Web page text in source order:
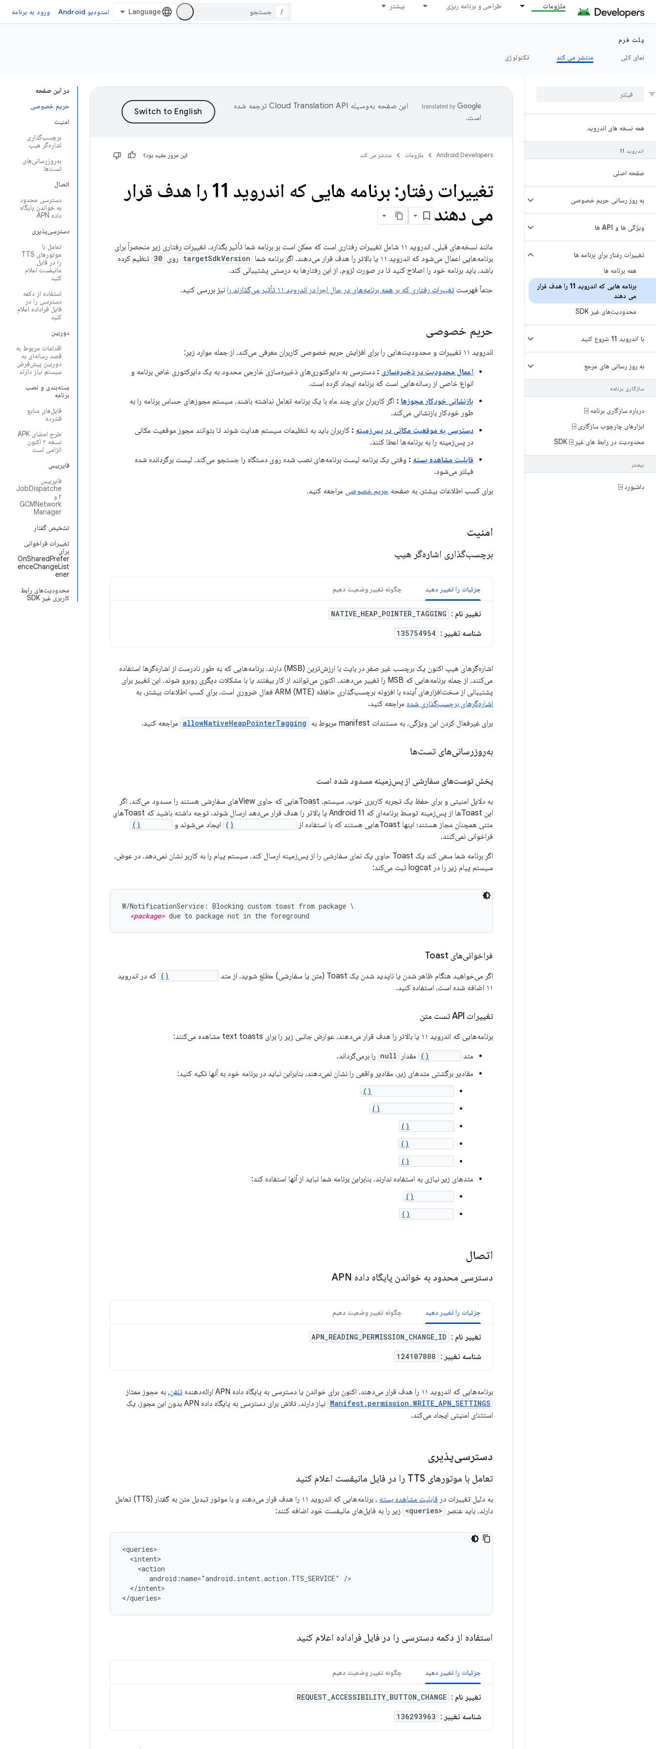
ملزومات طراحی و برنامه ریزی بیشتر
/ استودیو Android ورود به برنامه
پلت فرم
نمای کلی
منتشر می کند تکنولوژی
همه نسخه های اندروید
اندروید 11
صفحه اصلی
به روز رسانی حریم خصوصی
ویژگی ها و API ها
تغییرات رفتار برای برنامه ها
همه برنامه ها
برنامه هایی که اندروید 11 را هدف قرار
می دهند
محدودیت‌های غیر SDK
با اندروید 11 شروع کنید
به روز رسانی های مرجع
سازگاری برنامه
درباره سازگاری برنامه ⍈
ابزارهای چارچوب سازگاری ⍈
محدودیت در رابط های غیر SDK ⍈
بیشتر
داشبورد ⍈
در این صفحه
حریم خصوصی
امنیت
برچسب‌گذاری
اشاره‌گر هیپ
به‌روزرسانی‌های
تست‌ها
اتصال
دسترسی محدود
به خواندن پایگاه
داده APN
دسترسی‌پذیری
تعامل با
موتورهای TTS
را در فایل
مانیفست اعلام
کنید
استفاده از دکمه
دسترسی را در
فایل فراداده اعلام
کنید
دوربین
اقدامات مربوط به
قصد رسانه‌ای به
دوربین پیش‌فرض
سیستم نیاز دارند
بسته‌بندی و نصب
برنامه
فایل‌های منابع
فشرده
طرح امضای APK
نسخه ۲ اکنون
الزامی است
فایربیس
فایربیس
JobDispatche
r و
GCMNetwork
Manager
تشخیص گفتار
تغییرات فراخوانی
برای
OnSharedPrefer
enceChangeList
ener
محدودیت‌های رابط
کاربری غیر SDK
این صفحه به‌وسیله
ترجمه شده
است.
Android Developers ملزومات منتشر می کند این مرور مفید بود؟
تغییرات رفتار: برنامه هایی که اندروید 11 را هدف قرار
می دهند
مانند نسخه‌های قبلی، اندروید ۱۱ شامل تغییرات رفتاری است که ممکن است بر برنامه شما تأثیر بگذارد. تغییرات رفتاری زیر منحصراً برای
برنامه‌هایی اعمال می‌شود که اندروید ۱۱ یا بالاتر را هدف قرار می‌دهند. اگر برنامه شما
targetSdkVersion روی 30 تنظیم کرده
باشد، باید برنامه خود را اصلاح کنید تا در صورت لزوم، از این رفتارها به درستی پشتیبانی کند.
حتماً فهرست تغییرات رفتاری که بر همه برنامه‌های در حال اجرا در اندروید ۱۱ تأثیر می‌گذارند را نیز بررسی کنید.
حریم خصوصی
اندروید ۱۱ تغییرات و محدودیت‌هایی را برای افزایش حریم خصوصی کاربران معرفی می‌کند، از جمله موارد زیر:
اعمال محدودیت در ذخیره‌سازی : دسترسی به دایرکتوری‌های ذخیره‌سازی خارجی محدود به یک دایرکتوری خاص برنامه و
انواع خاصی از رسانه‌هایی است که برنامه ایجاد کرده است.
بازنشانی خودکار مجوزها : اگر کاربران برای چند ماه با یک برنامه تعامل نداشته باشند، سیستم مجوزهای حساس برنامه را به
طور خودکار بازنشانی می‌کند.
دسترسی به موقعیت مکانی در پس‌زمینه : کاربران باید به تنظیمات سیستم هدایت شوند تا بتوانند مجوز موقعیت مکانی
در پس‌زمینه را به برنامه‌ها اعطا کنند.
قابلیت مشاهده بسته : وقتی یک برنامه لیست برنامه‌های نصب شده روی دستگاه را جستجو می‌کند، لیست برگردانده شده
فیلتر می‌شود.
برای کسب اطلاعات بیشتر، به صفحه حریم خصوصی مراجعه کنید.
امنیت
برچسب‌گذاری اشاره‌گر هیپ
جزئیات را تغییر دهید چگونه تغییر وضعیت دهیم
تغییر نام :
NATIVE_HEAP_POINTER_TAGGING
شناسه تغییر :
135754954
اشاره‌گرهای هیپ اکنون یک برچسب غیر صفر در بایت با ارزش‌ترین (MSB) دارند. برنامه‌هایی که به طور نادرست از اشاره‌گرها استفاده
می‌کنند، از جمله برنامه‌هایی که MSB را تغییر می‌دهند، اکنون می‌توانند از کار بیفتند یا با مشکلات دیگری روبرو شوند. این تغییر برای
پشتیبانی از سخت‌افزارهای آینده با افزونه برچسب‌گذاری حافظه ARM (MTE) فعال ضروری است. برای کسب اطلاعات بیشتر، به
اشاره‌گرهای برچسب‌گذاری شده مراجعه کنید.
برای غیرفعال کردن این ویژگی، به مستندات manifest مربوط به
allowNativeHeapPointerTagging مراجعه کنید.
به‌روزرسانی‌های تست‌ها
پخش توست‌های سفارشی از پس‌زمینه مسدود شده است
به دلایل امنیتی و برای حفظ یک تجربه کاربری خوب، سیستم، Toastهایی که حاوی Viewهای سفارشی هستند را مسدود می‌کند، اگر
این Toastها از پس‌زمینه توسط برنامه‌ای که Android 11 یا بالاتر را هدف قرار می‌دهد ارسال شوند. توجه داشته باشید که Toastهای
متنی همچنان مجاز هستند؛ اینها Toastهایی هستند که با استفاده از
ایجاد می‌شوند و
فراخوانی نمی‌کنند.
اگر برنامه شما سعی کند یک Toast حاوی یک نمای سفارشی را از پس‌زمینه ارسال کند، سیستم پیام را به کاربر نشان نمی‌دهد. در عوض،
سیستم پیام زیر را در logcat ثبت می‌کند:
W/NotificationService: Blocking custom toast from package \
<package> due to package not in the foreground
فراخوانی‌های Toast
اگر می‌خواهید هنگام ظاهر شدن یا ناپدید شدن یک Toast (متن یا سفارشی) مطلع شوید، از متد
که در اندروید
۱۱ اضافه شده است، استفاده کنید.
تغییرات API تست متن
برنامه‌هایی که اندروید ۱۱ یا بالاتر را هدف قرار می‌دهند، عوارض جانبی زیر را برای text toasts مشاهده می‌کنند:
متد
مقدار null را برمی‌گرداند.
مقادیر برگشتی متدهای زیر، مقادیر واقعی را نشان نمی‌دهند، بنابراین نباید در برنامه خود به آنها تکیه کنید:
متدهای زیر نیازی به استفاده ندارند، بنابراین برنامه شما نباید از آنها استفاده کند:
اتصال
دسترسی محدود به خواندن پایگاه داده APN
جزئیات را تغییر دهید چگونه تغییر وضعیت دهیم
تغییر نام :
APN_READING_PERMISSION_CHANGE_ID
شناسه تغییر :
124107808
برنامه‌هایی که اندروید ۱۱ را هدف قرار می‌دهند، اکنون برای خواندن یا دسترسی به پایگاه داده APN ارائه‌دهنده تلفن، به مجوز ممتاز
Manifest.permission.WRITE_APN_SETTINGS
نیاز دارند. تلاش برای دسترسی به پایگاه داده APN بدون این مجوز، یک
استثنای امنیتی ایجاد می‌کند.
دسترسی‌پذیری
تعامل با موتورهای TTS را در فایل مانیفست اعلام کنید
به دلیل تغییرات در قابلیت مشاهده بسته
، برنامه‌هایی که اندروید ۱۱ را هدف قرار می‌دهند و با موتور تبدیل متن به گفتار (TTS) تعامل
دارند، باید عنصر
<queries> زیر را به فایل‌های مانیفست خود اضافه کنند:
android:name="android.intent.action.TTS_SERVICE"
</intent>
</queries>
استفاده از دکمه دسترسی را در فایل فراداده اعلام کنید
جزئیات را تغییر دهید چگونه تغییر وضعیت دهیم
تغییر نام :
REQUEST_ACCESSIBILITY_BUTTON_CHANGE
شناسه تغییر :
136293963